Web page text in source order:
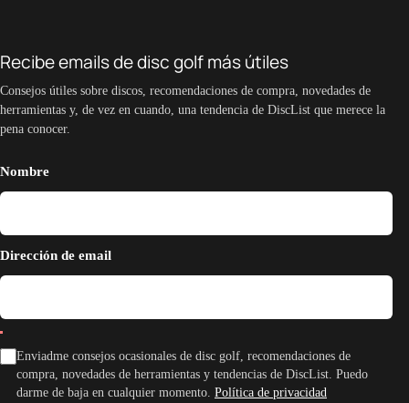
Recibe emails de disc golf más útiles
Consejos útiles sobre discos, recomendaciones de compra, novedades de
herramientas y, de vez en cuando, una tendencia de DiscList que merece la
pena conocer.
Nombre
Dirección de email
Enviadme consejos ocasionales de disc golf, recomendaciones de
compra, novedades de herramientas y tendencias de DiscList. Puedo
darme de baja en cualquier momento. Política de privacidad